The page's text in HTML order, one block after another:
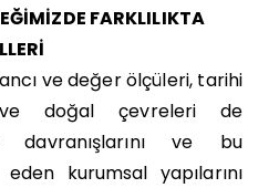
FARKLILIKTA
ve değer ölçüleri, tarihi
doğal çevreleri de
davranışlarını ve bu
kurumsal yapılarını